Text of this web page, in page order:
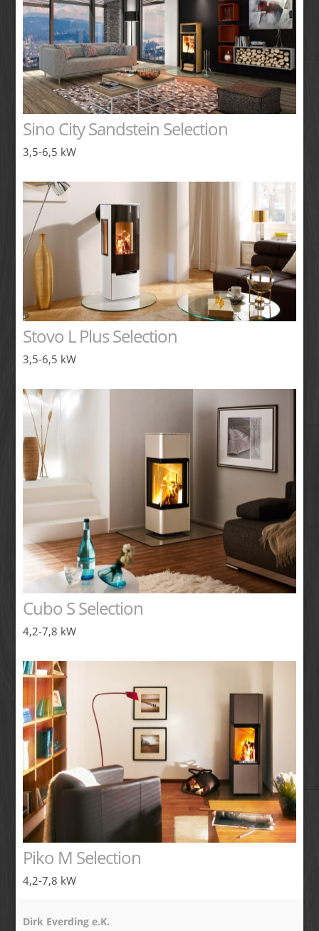
Sino City Sandstein Selection
3,5-6,5 kW
Stovo L Plus Selection
3,5-6,5 kW
Cubo S Selection
4,2-7,8 kW
Piko M Selection
4,2-7,8 kW
Dirk Everding e.K.